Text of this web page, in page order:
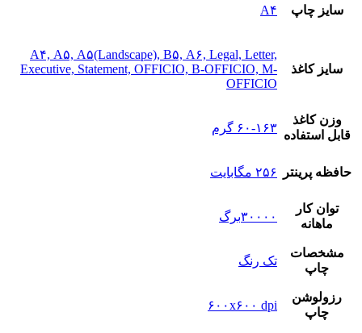
سایز چاپ A۴
سایز کاغذ
A۴, A۵, A۵(Landscape), B۵, A۶, Legal, Letter,
Executive, Statement, OFFICIO, B-OFFICIO, M-
OFFICIO
وزن کاغذ
قابل استفاده
۶۰-۱۶۳ گرم
حافظه پرینتر ۲۵۶ مگابایت
توان کار
ماهانه
۳۰۰۰۰برگ
مشخصات
چاپ
تک رنگ
رزولوشن
چاپ
۶۰۰x۶۰۰ dpi